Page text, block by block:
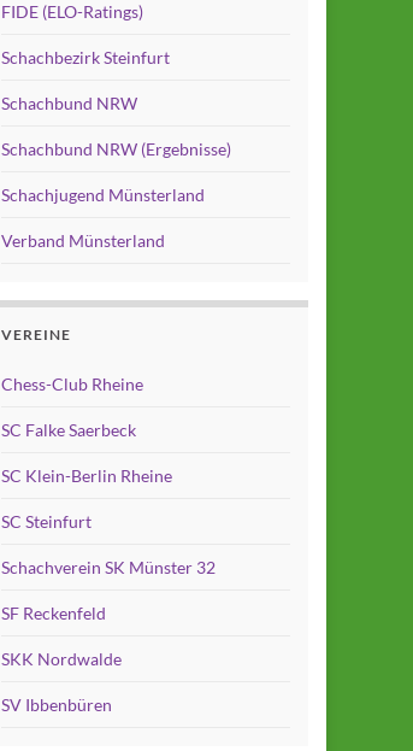
FIDE (ELO-Ratings)
Schachbezirk Steinfurt
Schachbund NRW
Schachbund NRW (Ergebnisse)
Schachjugend Münsterland
Verband Münsterland
VEREINE
Chess-Club Rheine
SC Falke Saerbeck
SC Klein-Berlin Rheine
SC Steinfurt
Schachverein SK Münster 32
SF Reckenfeld
SKK Nordwalde
SV Ibbenbüren